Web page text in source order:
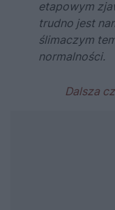
etapowym
trudno jest
ślimaczym
normalności.